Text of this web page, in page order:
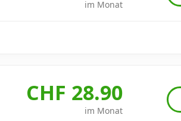
im Monat
CHF 28.90
im Monat